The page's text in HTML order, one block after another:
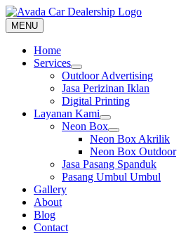
Skip
to
content
MENU
Home
Services
Outdoor Advertising
Jasa Perizinan Iklan
Digital Printing
Layanan Kami
Neon Box
Neon Box Akrilik
Neon Box Outdoor
Jasa Pasang Spanduk
Pasang Umbul Umbul
Gallery
About
Blog
Contact